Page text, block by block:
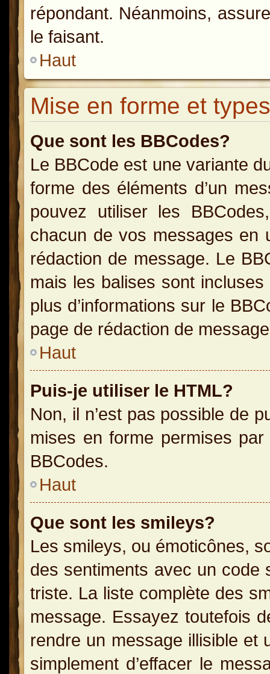
répondant. Néanmoins,
le faisant.
Haut
Mise en forme et
Que sont les BBCodes?
Le BBCode est une variante
forme des éléments d’un
pouvez utiliser les
chacun de vos messages en
rédaction de message. Le
mais les balises sont
plus d’informations sur le
page de rédaction de
Haut
Puis-je utiliser le HTML?
Non, il n’est pas possible de
mises en forme permises
BBCodes.
Haut
Que sont les smileys?
Les smileys, ou émoticônes,
des sentiments avec un code
triste. La liste complète des
message. Essayez toutefois
rendre un message illisible et
simplement d’effacer le